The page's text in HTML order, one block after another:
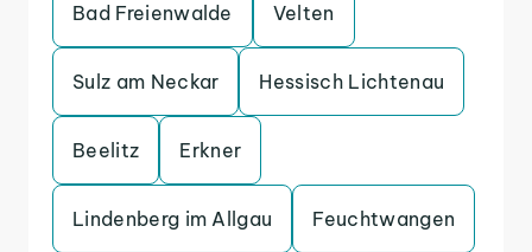
Bad Freienwalde Velten
Sulz am Neckar Hessisch Lichtenau
Beelitz Erkner
Lindenberg im Allgau Feuchtwangen